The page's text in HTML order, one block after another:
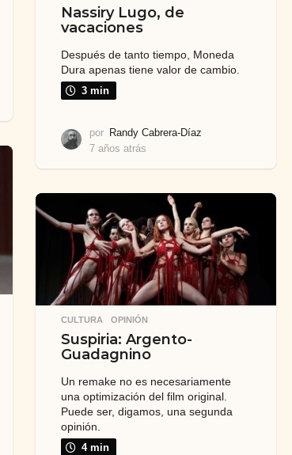
Nassiry Lugo, de
vacaciones
Después de tanto tiempo, Moneda
Dura apenas tiene valor de cambio.
3 min
por Randy Cabrera-Díaz
7 años atrás
o
a
t
r
á
s
CULTURA ,OPINIÓN
Suspiria: Argento-
Guadagnino
Un remake no es necesariamente
una optimización del film original.
Puede ser, digamos, una segunda
opinión.
4 min